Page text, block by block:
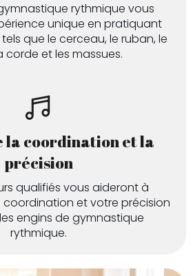
rythmique vous
unique en pratiquant
que le cerceau, le ruban, le
corde et les massues.
la coordination et la
précision
qualifiés vous aideront à
et votre précision
engins de gymnastique
rythmique.